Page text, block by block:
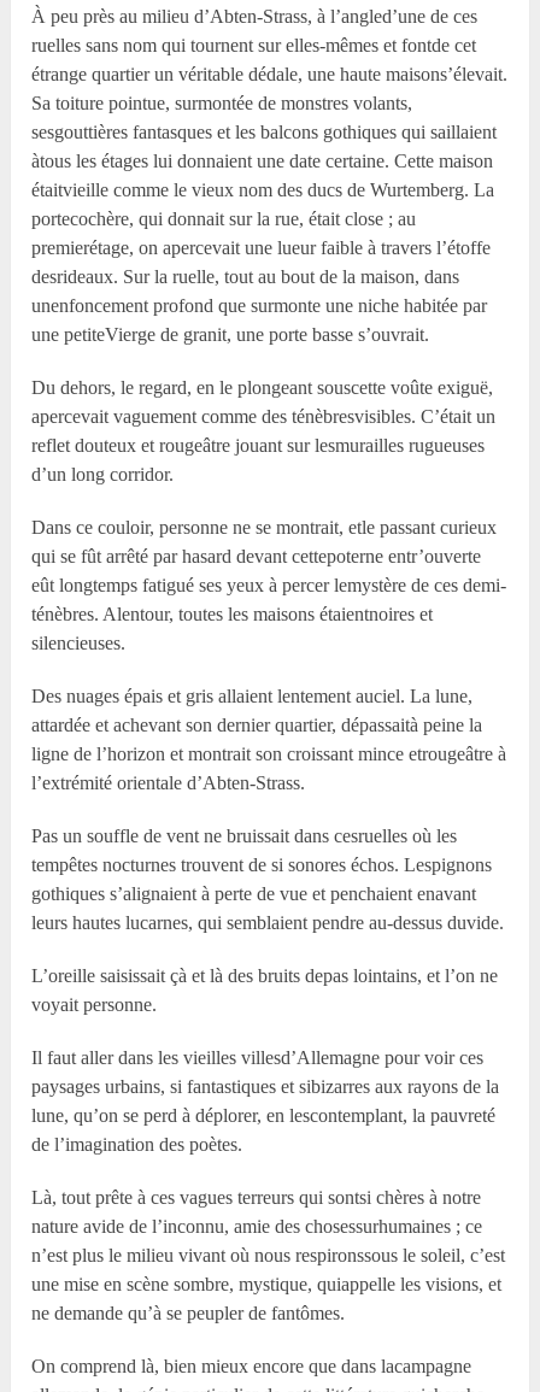
À peu près au milieu d’Abten-Strass, à l’angled’une de ces
ruelles sans nom qui tournent sur elles-mêmes et fontde cet
étrange quartier un véritable dédale, une haute maisons’élevait.
Sa toiture pointue, surmontée de monstres volants,
sesgouttières fantasques et les balcons gothiques qui saillaient
àtous les étages lui donnaient une date certaine. Cette maison
étaitvieille comme le vieux nom des ducs de Wurtemberg. La
portecochère, qui donnait sur la rue, était close ; au
premierétage, on apercevait une lueur faible à travers l’étoffe
desrideaux. Sur la ruelle, tout au bout de la maison, dans
unenfoncement profond que surmonte une niche habitée par
une petiteVierge de granit, une porte basse s’ouvrait.
Du dehors, le regard, en le plongeant souscette voûte exiguë,
apercevait vaguement comme des ténèbresvisibles. C’était un
reflet douteux et rougeâtre jouant sur lesmurailles rugueuses
d’un long corridor.
Dans ce couloir, personne ne se montrait, etle passant curieux
qui se fût arrêté par hasard devant cettepoterne entr’ouverte
eût longtemps fatigué ses yeux à percer lemystère de ces demi-
ténèbres. Alentour, toutes les maisons étaientnoires et
silencieuses.
Des nuages épais et gris allaient lentement auciel. La lune,
attardée et achevant son dernier quartier, dépassaità peine la
ligne de l’horizon et montrait son croissant mince etrougeâtre à
l’extrémité orientale d’Abten-Strass.
Pas un souffle de vent ne bruissait dans cesruelles où les
tempêtes nocturnes trouvent de si sonores échos. Lespignons
gothiques s’alignaient à perte de vue et penchaient enavant
leurs hautes lucarnes, qui semblaient pendre au-dessus duvide.
L’oreille saisissait çà et là des bruits depas lointains, et l’on ne
voyait personne.
Il faut aller dans les vieilles villesd’Allemagne pour voir ces
paysages urbains, si fantastiques et sibizarres aux rayons de la
lune, qu’on se perd à déplorer, en lescontemplant, la pauvreté
de l’imagination des poètes.
Là, tout prête à ces vagues terreurs qui sontsi chères à notre
nature avide de l’inconnu, amie des chosessurhumaines ; ce
n’est plus le milieu vivant où nous respironssous le soleil, c’est
une mise en scène sombre, mystique, quiappelle les visions, et
ne demande qu’à se peupler de fantômes.
On comprend là, bien mieux encore que dans lacampagne